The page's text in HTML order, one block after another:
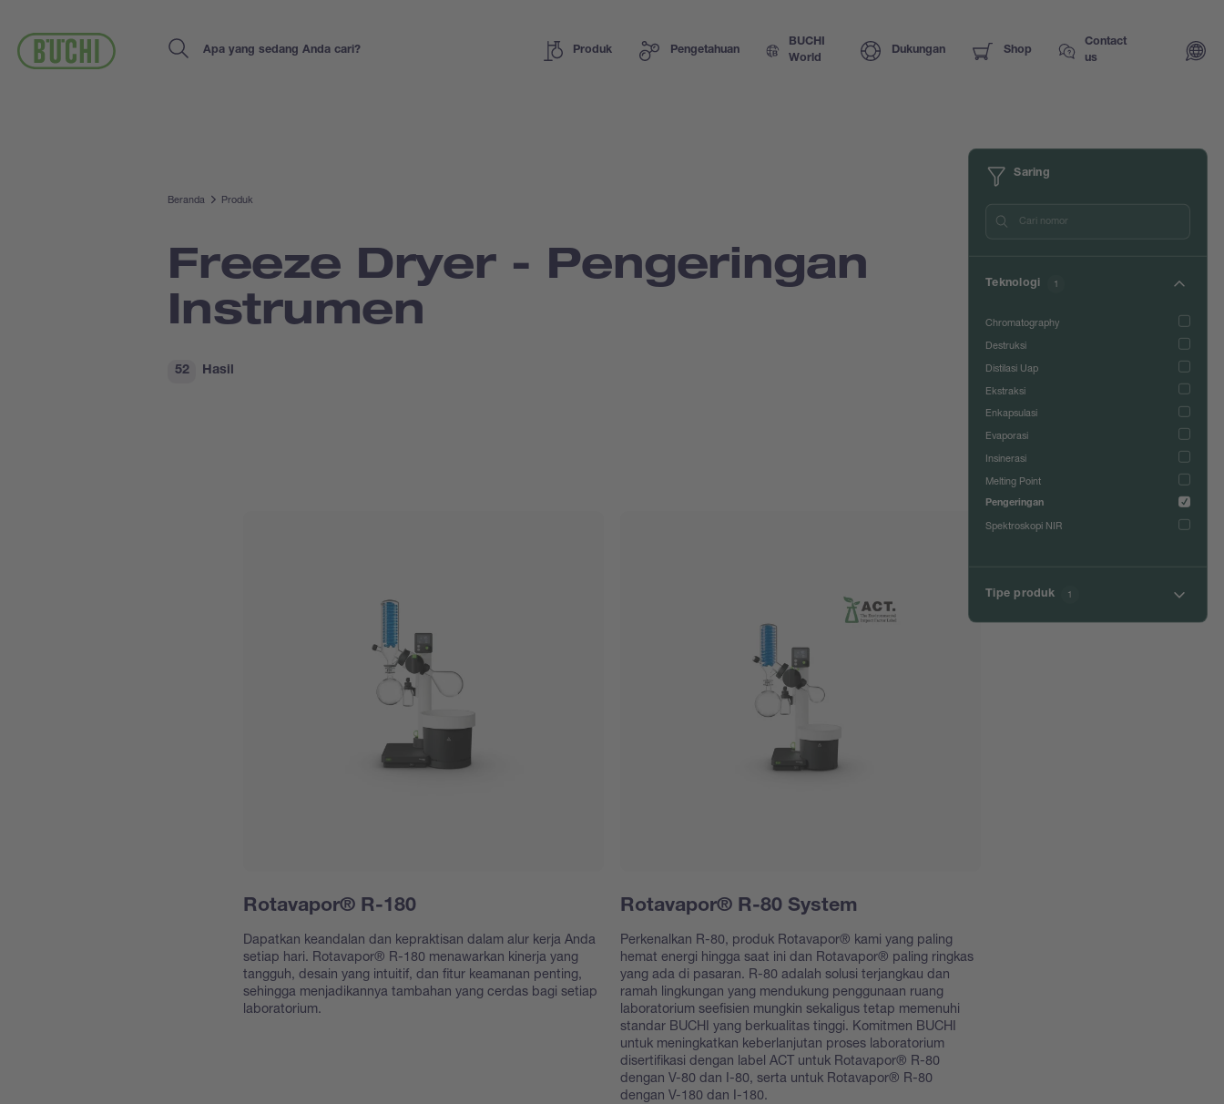
utama
Search
Produk Pengetahuan
BUCHI
World
Dukungan Shop
Contact
us
Saring
Teknologi 1
Chromatography
Destruksi
Distilasi Uap
Ekstraksi
Enkapsulasi
Evaporasi
Insinerasi
Melting Point
Pengeringan
Spektroskopi NIR
Tipe produk 1
Beranda Produk
Freeze Dryer - Pengeringan
Instrumen
Hasil
52
Rotavapor® R-180
Dapatkan keandalan dan kepraktisan dalam alur kerja Anda
setiap hari. Rotavapor® R-180 menawarkan kinerja yang
tangguh, desain yang intuitif, dan fitur keamanan penting,
sehingga menjadikannya tambahan yang cerdas bagi setiap
laboratorium.
Rotavapor® R-80 System
Perkenalkan R-80, produk Rotavapor® kami yang paling
hemat energi hingga saat ini dan Rotavapor® paling ringkas
yang ada di pasaran. R-80 adalah solusi terjangkau dan
ramah lingkungan yang mendukung penggunaan ruang
laboratorium seefisien mungkin sekaligus tetap memenuhi
standar BUCHI yang berkualitas tinggi. Komitmen BUCHI
untuk meningkatkan keberlanjutan proses laboratorium
disertifikasi dengan label ACT untuk Rotavapor® R-80
dengan V-80 dan I-80, serta untuk Rotavapor® R-80
dengan V-180 dan I-180.